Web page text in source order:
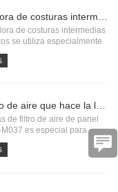
de costuras intermedias
se utiliza especialmente
de pliegues de filtros
de polvo, pliegues
de filtro de aire de panel
es especial para
plisado de eficiencia
metal o marcos de